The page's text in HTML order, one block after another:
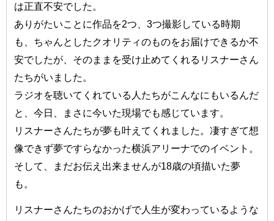
は正直不安でした。
ありがたいことに作品を2つ、3つ撮影している時期
も、ちゃんとしたクオリティのものをお届けできるか不
安でしたが、そのままを受け止めてくれるリスナーさん
たちがいました。
ラジオを聴いてくれている人たちがこんなにもいるんだ
と、今日、まさに今いた現場でも感じています。
リスナーさんたちが夢も叶えてくれました。凄すぎて想
像できず夢ですらなかった横浜アリーナでのイベント。
そして、まだお伝え出来ませんが18歳の頃描いた夢
も。
リスナーさんたちのおかげで人生が変わっているような